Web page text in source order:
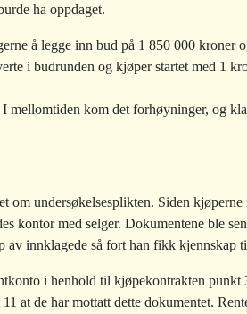
ha oppdaget.
å legge inn bud på 1 850 000 kroner
i budrunden og kjøper startet med 1
mellomtiden kom det forhøyninger, og
om undersøkelsesplikten. Siden
kontor med selger. Dokumentene ble
av innklagede så fort han fikk kjennskap
i henhold til kjøpekontrakten punkt
at de har mottatt dette dokumentet.